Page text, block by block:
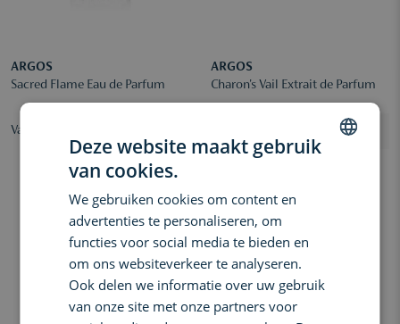
ARGOS
Sacred Flame Eau de Parfum
Vanaf € 175,00
ARGOS
Charon's Vail Extrait de Parfum
Deze website maakt gebruik
van cookies.
We gebruiken cookies om content en
advertenties te personaliseren, om
functies voor social media te bieden en
om ons websiteverkeer te analyseren.
Ook delen we informatie over uw gebruik
van onze site met onze partners voor